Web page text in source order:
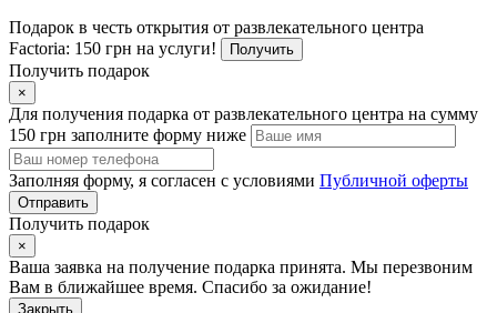
Подарок в честь открытия от развлекательного центра
Factoria: 150 грн на услуги!
Получить
Получить подарок
×
Для получения подарка от развлекательного центра на сумму
150 грн заполните форму ниже
Заполняя форму, я согласен с условиями Публичной оферты
Отправить
Получить подарок
×
Ваша заявка на получение подарка принята. Мы перезвоним
Вам в ближайшее время. Спасибо за ожидание!
Закрыть